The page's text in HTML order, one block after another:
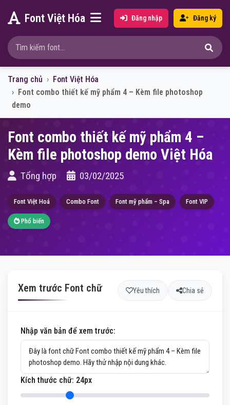
Font Việt Hóa Đăng nhập Đăng ký
Trang chủ
Font Việt Hóa
Font combo thiết kế mỹ phẩm 4 – Kèm file photoshop
demo
Font combo thiết kế mỹ phẩm 4 –
Kèm file photoshop demo Việt Hóa
Tổng hợp 03/02/2025
Font Việt Hoá Combo Font Font mỹ phẩm – Spa Font VIP
Phổ biến
Xem trước Font chữ Yêu thích Chia sẻ
Nhập văn bản để xem trước:
Kích thước chữ: 24px